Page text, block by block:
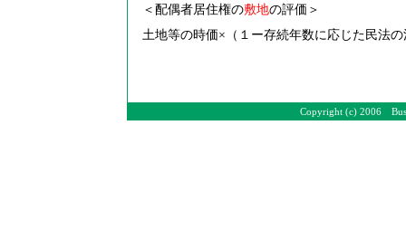
＜配偶者居住権の敷地の評価＞
土地等の時価×（１ー存続年数に応じた民法
Copyright (c) 2006